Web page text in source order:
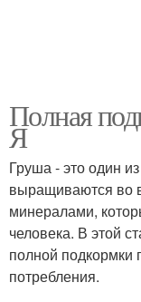
Полная
Я
Груша - это один
выращиваются во
минералами,
человека. В этой
полной
потребления.